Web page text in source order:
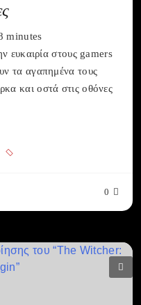
minutes
ευκαιρία στους gamers
τα αγαπημένα τους
και οστά στις οθόνες
0